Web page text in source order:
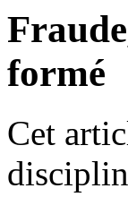
formé
Cet